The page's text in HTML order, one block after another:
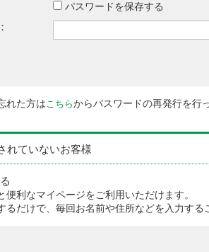
パスワードを保存する
れた方はこちらからパスワードの再発行を行
れていないお客様
便利なマイページをご利用いただけます。
るだけで、毎回お名前や住所などを入力す